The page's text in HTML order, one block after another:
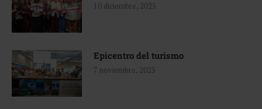
10 diciembre, 2025
Epicentro del turismo
7 noviembre, 2025